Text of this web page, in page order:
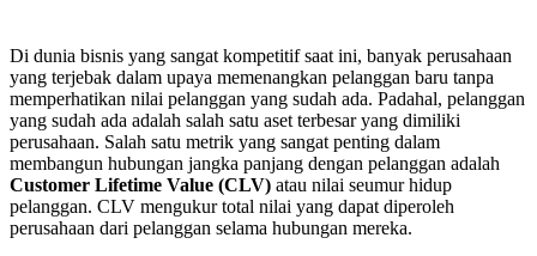
Di dunia bisnis yang sangat kompetitif saat ini, banyak perusahaan
yang terjebak dalam upaya memenangkan pelanggan baru tanpa
memperhatikan nilai pelanggan yang sudah ada. Padahal, pelanggan
yang sudah ada adalah salah satu aset terbesar yang dimiliki
perusahaan. Salah satu metrik yang sangat penting dalam
membangun hubungan jangka panjang dengan pelanggan adalah
Customer Lifetime Value (CLV) atau nilai seumur hidup
pelanggan. CLV mengukur total nilai yang dapat diperoleh
perusahaan dari pelanggan selama hubungan mereka.